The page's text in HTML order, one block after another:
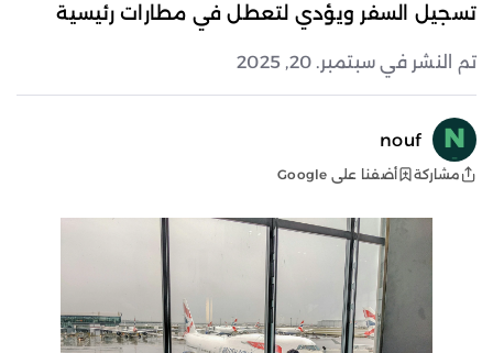
تسجيل السفر ويؤدي لتعطل في مطارات رئيسية
تم النشر في سبتمبر. 20, 2025
nouf
مشاركة أضفنا على Google